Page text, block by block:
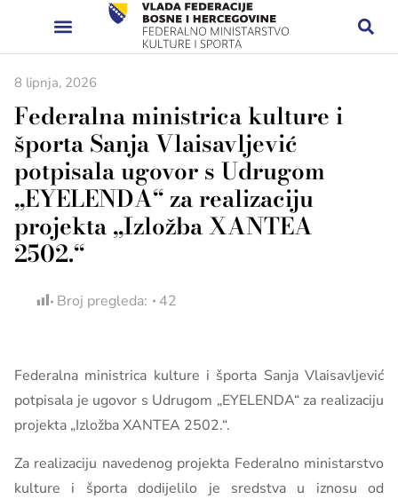
8 lipnja, 2026
Federalna ministrica kulture i
športa Sanja Vlaisavljević
potpisala ugovor s Udrugom
„EYELENDA“ za realizaciju
projekta „Izložba XANTEA
2502.“
Broj pregleda: 42
Federalna ministrica kulture i športa Sanja Vlaisavljević
potpisala je ugovor s Udrugom „EYELENDA“ za realizaciju
projekta „Izložba XANTEA 2502.“.
Za realizaciju navedenog projekta Federalno ministarstvo
kulture i športa dodijelilo je sredstva u iznosu od